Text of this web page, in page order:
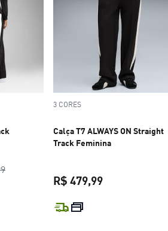
preço original R$ 549,99
R$ 369,99
3 CORES
Calça T7 ALWAYS ON Straight
Track Feminina
R$ 479,99